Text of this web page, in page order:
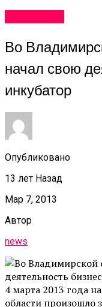
Во
начал свою
инкубатор
Опубликовано
13 лет Назад
Мар 7, 2013
Автор
news
4 марта 2013 года
области произошло